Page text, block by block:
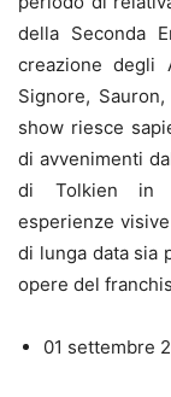
della Seconda
creazione degli
Signore,
show riesce
di avvenimenti
di Tolkien in
esperienze
di lunga data sia
opere del
01 settembre